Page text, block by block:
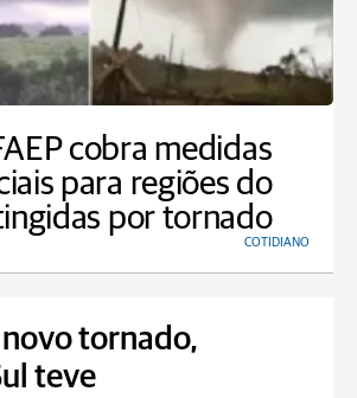
cobra medidas
para regiões do
por tornado
COTIDIANO
tornado,
teve